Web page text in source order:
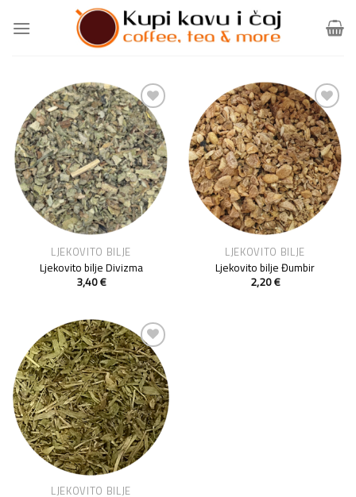
Add to
Wishlist
LJEKOVITO BILJE
Ljekovito bilje Divizma
3,40€
Add to
Wishlist
LJEKOVITO BILJE
Ljekovito bilje Đumbir
2,20€
Add to
Wishlist
LJEKOVITO BILJE